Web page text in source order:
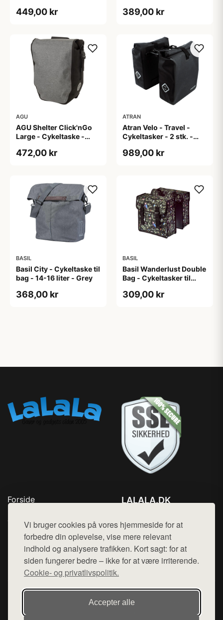
Vi bruger cookies på vores hjemmeside for at
forbedre din oplevelse, vise mere relevant
indhold og analysere trafikken. Kort sagt: for at
siden fungerer bedre – ikke for at være irriterende.
Cookie- og privatlivspolitik.
Accepter alle
449,00 kr 389,00 kr
AGU
AGU Shelter Click'nGo
Large - Cykeltaske -
472,00 kr
ATRAN
Atran Velo - Travel -
Cykeltasker - 2 stk. -
Sort/grå
989,00 kr
BASIL
Basil City - Cykeltaske til
bag - 14-16 liter - Grey
368,00 kr
BASIL
Basil Wanderlust Double
Bag - Cykeltasker til
Charcoal
309,00 kr
Forside
Top Rabatter
Blog
Kontakt
LALALA.DK
Mail: hej@want.dk
Cookie- og privatlivspolitik
Denne side er en del af want.dk, der udgiver en række
hjemmesider med præsentation af forskellige produkter fra